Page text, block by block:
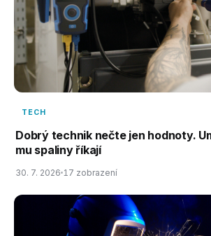
TECH
Dobrý technik nečte jen hodnoty.
mu spaliny říkají
30. 7. 2026 17 zobrazení